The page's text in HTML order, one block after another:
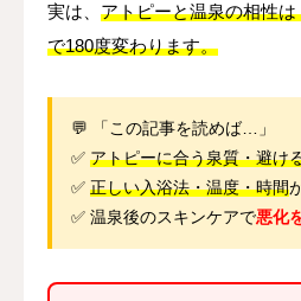
実は、 アトピーと温泉の相性
で180度変わります。
💬 「この記事を読めば…」
✅ アトピーに合う泉質・避け
✅ 正しい入浴法・温度・時間
✅ 温泉後のスキンケアで悪化